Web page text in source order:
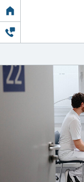
Link
zur
Startseite
Kliniken & Einrichtungen